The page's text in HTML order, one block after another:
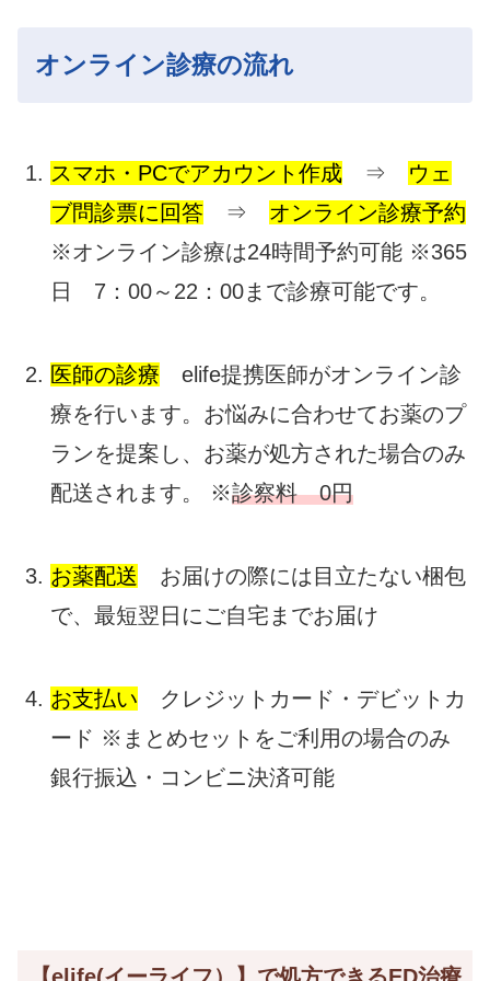
オンライン診療の流れ
スマホ・PCでアカウント作成 ⇒ ウェ
ブ問診票に回答 ⇒ オンライン診療予約
※オンライン診療は24時間予約可能 ※365
日 7：00～22：00まで診療可能です。
医師の診療 elife提携医師がオンライン診
療を行います。お悩みに合わせてお薬のプ
ランを提案し、お薬が処方された場合のみ
配送されます。 ※診察料 0円
お薬配送 お届けの際には目立たない梱包
で、最短翌日にご自宅までお届け
お支払い クレジットカード・デビットカ
ード ※まとめセットをご利用の場合のみ
銀行振込・コンビニ決済可能
【elife(イーライフ）】で処方できるED治療